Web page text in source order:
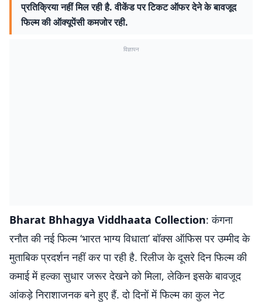
प्रतिक्रिया नहीं मिल रही है. वीकेंड पर टिकट ऑफर देने के बावजूद
फिल्म की ऑक्यूपेंसी कमजोर रही.
विज्ञापन
Bharat Bhhagya Viddhaata Collection: कंगना
रनौत की नई फिल्म ‘भारत भाग्य विधाता’ बॉक्स ऑफिस पर उम्मीद के
मुताबिक प्रदर्शन नहीं कर पा रही है. रिलीज के दूसरे दिन फिल्म की
कमाई में हल्का सुधार जरूर देखने को मिला, लेकिन इसके बावजूद
आंकड़े निराशाजनक बने हुए हैं. दो दिनों में फिल्म का कुल नेट